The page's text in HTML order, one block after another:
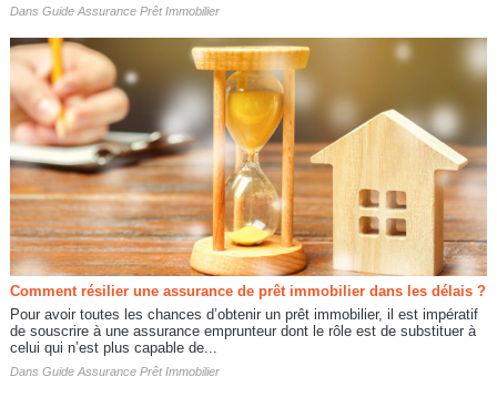
Dans Guide Assurance Prêt Immobilier
Comment résilier une assurance de prêt immobilier dans les délais ?
Pour avoir toutes les chances d’obtenir un prêt immobilier, il est impératif
de souscrire à une assurance emprunteur dont le rôle est de substituer à
celui qui n’est plus capable de...
Dans Guide Assurance Prêt Immobilier